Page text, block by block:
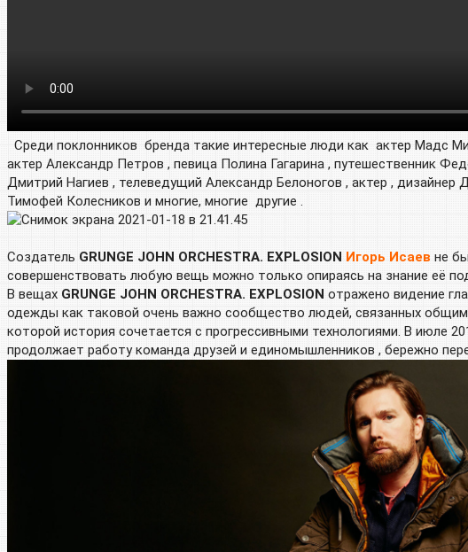
Среди поклонников бренда такие интересные люди как актер Мадс
актер Александр Петров , певица Полина Гагарина , путешественник
Дмитрий Нагиев , телеведущий Александр Белоногов , актер ,
Тимофей Колесников и многие, многие другие .
Создатель GRUNGE JOHN ORCHESTRA. EXPLOSION Игорь Исаев не
совершенствовать любую вещь можно только опираясь на знание её
В вещах GRUNGE JOHN ORCHESTRA. EXPLOSION отражено видение
одежды как таковой очень важно сообщество людей, связанных
которой история сочетается с прогрессивными технологиями. В июле
продолжает работу команда друзей и единомышленников , бережно